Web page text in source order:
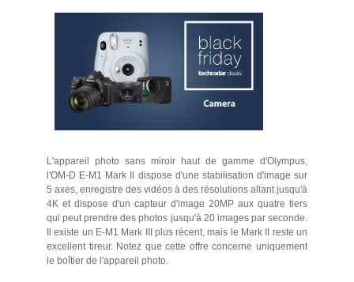
L'appareil photo sans miroir haut de gamme d'Olympus,
l'OM-D E-M1 Mark II dispose d'une stabilisation d'image sur
5 axes, enregistre des vidéos à des résolutions allant jusqu'à
4K et dispose d'un capteur d'image 20MP aux quatre tiers
qui peut prendre des photos jusqu'à 20 images par seconde.
Il existe un E-M1 Mark III plus récent, mais le Mark II reste un
excellent tireur. Notez que cette offre concerne uniquement
le boîtier de l'appareil photo.